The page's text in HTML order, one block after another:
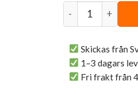
Storpack | 3 st
Skickas från
1–3 dagars
Fri frakt från